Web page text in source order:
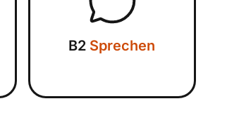
B2 Sprechen